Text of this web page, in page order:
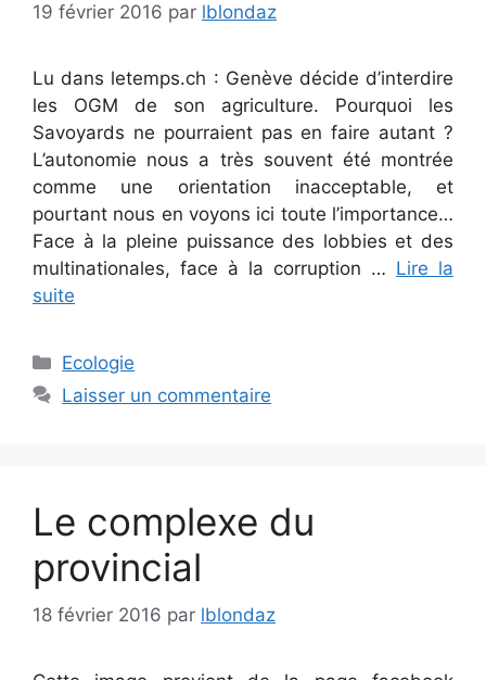
19 février 2016 par lblondaz
Lu dans letemps.ch : Genève décide d’interdire
les OGM de son agriculture. Pourquoi les
Savoyards ne pourraient pas en faire autant ?
L’autonomie nous a très souvent été montrée
comme une orientation inacceptable, et
pourtant nous en voyons ici toute l’importance…
Face à la pleine puissance des lobbies et des
multinationales, face à la corruption … Lire la
suite
Catégories
Ecologie
Laisser un commentaire
Le complexe du
provincial
18 février 2016 par lblondaz